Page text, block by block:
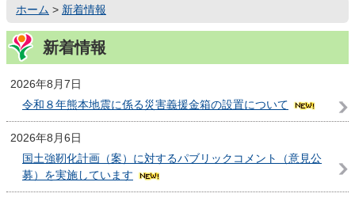
ホーム > 新着情報
新着情報
2026年8月7日
令和８年熊本地震に係る災害義援金箱の設置について
2026年8月6日
国土強靭化計画（案）に対するパブリックコメント（意見公
募）を実施しています